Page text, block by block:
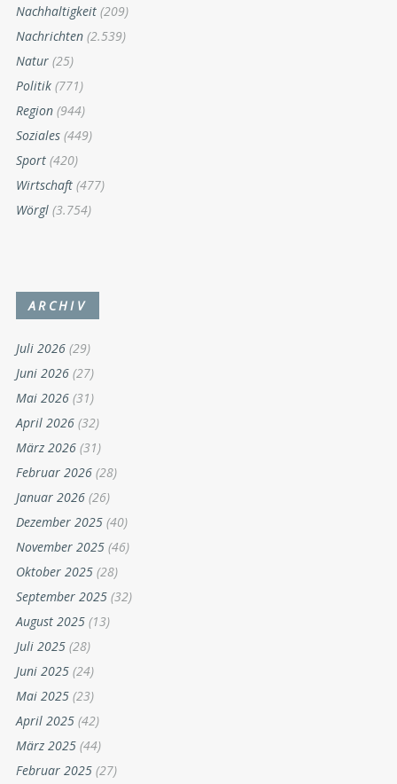
Nachhaltigkeit (209)
Nachrichten (2.539)
Natur (25)
Politik (771)
Region (944)
Soziales (449)
Sport (420)
Wirtschaft (477)
Wörgl (3.754)
ARCHIV
Juli 2026 (29)
Juni 2026 (27)
Mai 2026 (31)
April 2026 (32)
März 2026 (31)
Februar 2026 (28)
Januar 2026 (26)
Dezember 2025 (40)
November 2025 (46)
Oktober 2025 (28)
September 2025 (32)
August 2025 (13)
Juli 2025 (28)
Juni 2025 (24)
Mai 2025 (23)
April 2025 (42)
März 2025 (44)
Februar 2025 (27)